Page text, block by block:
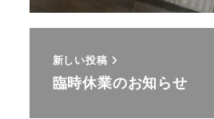
新しい投稿
臨時休業のお知らせ